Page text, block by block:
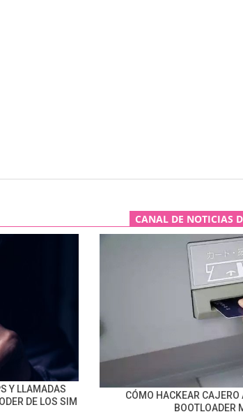
CANAL DE NOTICIAS
Y LLAMADAS
DE LOS SIM
CÓMO HACKEAR CAJERO
BOOTLOADER